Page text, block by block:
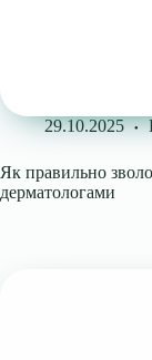
29.10.2025
Як правильно
дерматологами